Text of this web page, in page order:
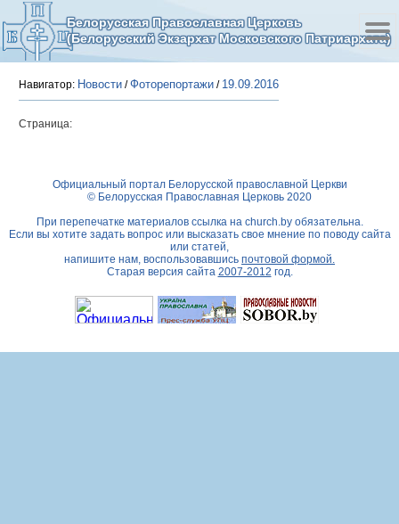
Белорусская Православная Церковь
(Белорусский Экзархат Московского Патриархата)
Навигатор: Новости /Фоторепортажи / 19.09.2016
Страница:
Официальный портал Белорусской православной Церкви
© Белорусская Православная Церковь 2020
При перепечатке материалов ссылка на church.byобязательна.
Если вы хотите задать вопрос или высказать свое мнение по поводу сайта
или статей,
напишите нам, воспользовавшись почтовой формой.
Старая версия сайта 2007-2012 год.